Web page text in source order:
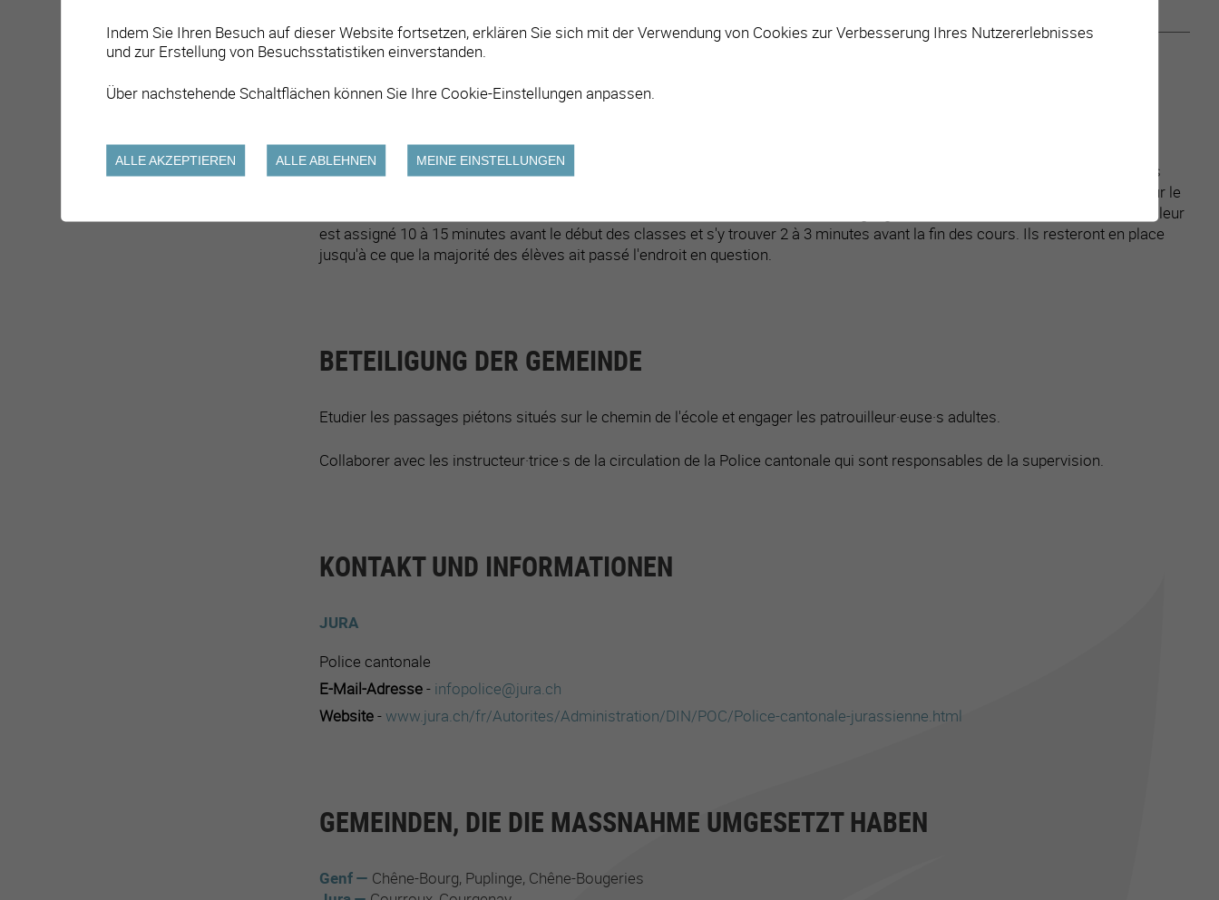
La circulation routière recèle bien des dangers pour les enfants. En particulier, les petits qui vont au jardin d'enfants et les
Les patrouilleur·euse·s scolaires – adultes formés souvent bénévoles - peuvent les y aider et contribuer ainsi à la sécurité des
enfants sur les trajets scolaires. Les patrouilleur·euse·s scolaires sont surtout posté·e·s aux passages pour piétons placés sur le
chemin de l'école. Les heures de service dépendent des horaires scolaires. En règle générale, ils doivent occuper le poste qui leur
est assigné 10 à 15 minutes avant le début des classes et s'y trouver 2 à 3 minutes avant la fin des cours. Ils resteront en place
jusqu'à ce que la majorité des élèves ait passé l'endroit en question.
BETEILIGUNG DER GEMEINDE
Etudier les passages piétons situés sur le chemin de l'école et engager les patrouilleur·euse·s adultes.
Collaborer avec les instructeur·trice·s de la circulation de la Police cantonale qui sont responsables de la supervision.
KONTAKT UND INFORMATIONEN
JURA
Police cantonale
E-Mail-Adresse- infopolice@jura.ch
Website- www.jura.ch/fr/Autorites/Administration/DIN/POC/Police-cantonale-jurassienne.html
GEMEINDEN, DIE DIE MASSNAHME UMGESETZT HABEN
Genf Chêne-Bourg Puplinge Chêne-Bougeries
Indem Sie Ihren Besuch auf dieser Website fortsetzen, erklären Sie sich mit der Verwendung von Cookies zur Verbesserung Ihres Nutzererlebnisses
und zur Erstellung von Besuchsstatistiken einverstanden.
Über nachstehende Schaltflächen können Sie Ihre Cookie-Einstellungen anpassen.
ALLE AKZEPTIEREN ALLE ABLEHNEN MEINE EINSTELLUNGEN